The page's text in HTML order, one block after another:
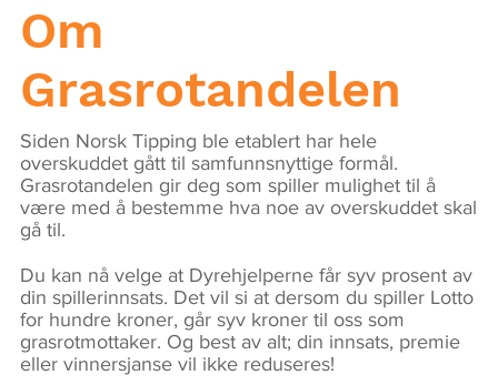
Om
Grasrotandelen
Siden Norsk Tipping ble etablert har hele
overskuddet gått til samfunnsnyttige formål.
Grasrotandelen gir deg som spiller mulighet til å
være med å bestemme hva noe av overskuddet skal
gå til.
Du kan nå velge at Dyrehjelperne får syv prosent av
din spillerinnsats. Det vil si at dersom du spiller Lotto
for hundre kroner, går syv kroner til oss som
grasrotmottaker. Og best av alt; din innsats, premie
eller vinnersjanse vil ikke reduseres!